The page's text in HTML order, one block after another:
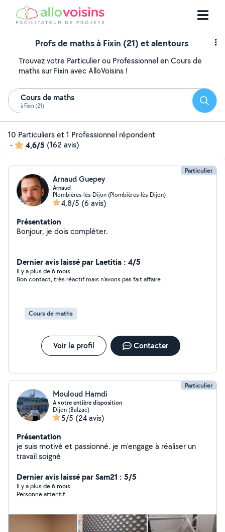
Profs de maths à Fixin (21) et alentours
Trouvez votre Particulier ou Professionnel en Cours de
maths sur Fixin avec AlloVoisins !
Cours de maths
à Fixin (21)
10 Particuliers et 1 Professionnel répondent
-
4,6/5 (162 avis)
Particulier
Arnaud Guepey
Arnaud
Plombières-lès-Dijon (Plombières-lès-Dijon)
4,8/5 (6 avis)
Présentation
Bonjour, je dois compléter.
Dernier avis laissé par Laetitia : 4/5
Il y a plus de 6 mois
Bon contact, très réactif mais n'avons pas fait affaire
Cours de maths
Voir le profil Contacter
Particulier
Mouloud Hamdi
A votre entière disposition
Dijon (Balzac)
5/5 (24 avis)
Présentation
je suis motivé et passionné. je m'engage à réaliser un
travail soigné
Dernier avis laissé par Sam21 : 5/5
Il y a plus de 6 mois
Personne attentif